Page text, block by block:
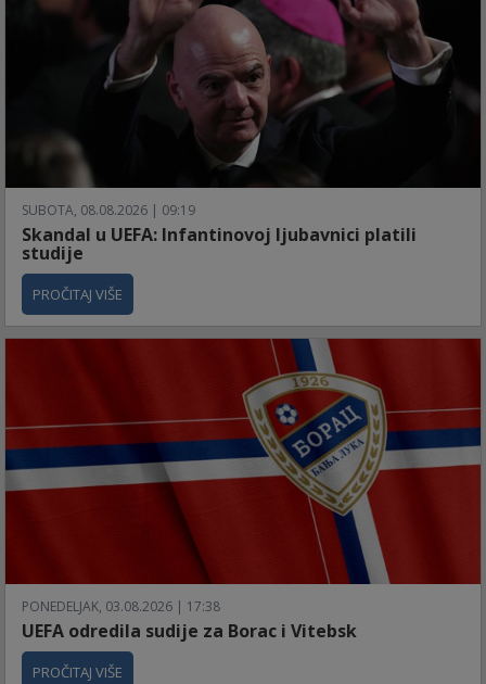
SUBOTA, 08.08.2026 | 09:19
Skandal u UEFA: Infantinovoj ljubavnici platili
studije
PROČITAJ VIŠE
PONEDELJAK, 03.08.2026 | 17:38
UEFA odredila sudije za Borac i Vitebsk
PROČITAJ VIŠE